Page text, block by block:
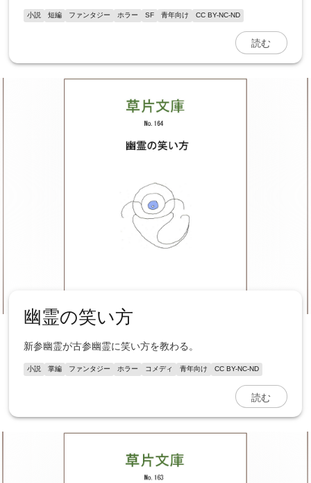
小説 短編 ファンタジー ホラー SF 青年向け CC BY-NC-ND
読む
幽霊の笑い方
新参幽霊が古参幽霊に笑い方を教わる。
小説 掌編 ファンタジー ホラー コメディ 青年向け CC BY-NC-ND
読む